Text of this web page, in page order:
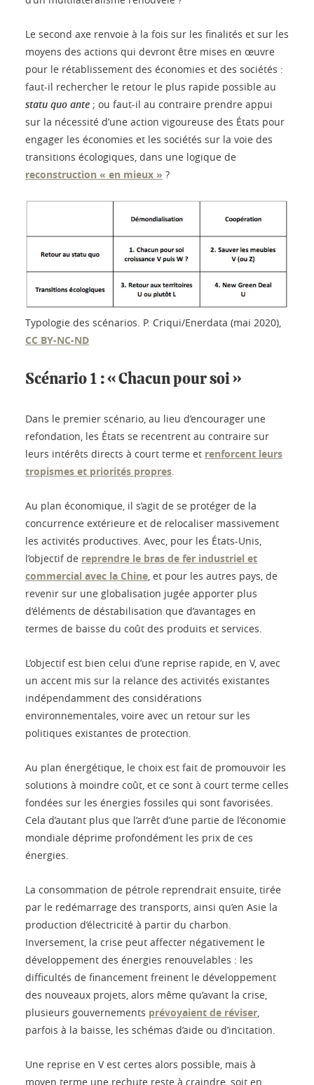
Le second axe renvoie à la fois sur les finalités et sur les
moyens des actions qui devront être mises en œuvre
pour le rétablissement des économies et des sociétés :
faut-il rechercher le retour le plus rapide possible au
statu quo ante ; ou faut-il au contraire prendre appui
sur la nécessité d’une action vigoureuse des États pour
engager les économies et les sociétés sur la voie des
transitions écologiques, dans une logique de
reconstruction « en mieux » ?
Typologie des scénarios. P. Criqui/Enerdata (mai 2020),
CC BY-NC-ND
Scénario 1 : « Chacun pour soi »
Dans le premier scénario, au lieu d’encourager une
refondation, les États se recentrent au contraire sur
leurs intérêts directs à court terme et renforcent leurs
tropismes et priorités propres.
Au plan économique, il s’agit de se protéger de la
concurrence extérieure et de relocaliser massivement
les activités productives. Avec, pour les États-Unis,
l’objectif de reprendre le bras de fer industriel et
commercial avec la Chine, et pour les autres pays, de
revenir sur une globalisation jugée apporter plus
d’éléments de déstabilisation que d’avantages en
termes de baisse du coût des produits et services.
L’objectif est bien celui d’une reprise rapide, en V, avec
un accent mis sur la relance des activités existantes
indépendamment des considérations
environnementales, voire avec un retour sur les
politiques existantes de protection.
Au plan énergétique, le choix est fait de promouvoir les
solutions à moindre coût, et ce sont à court terme celles
fondées sur les énergies fossiles qui sont favorisées.
Cela d’autant plus que l’arrêt d’une partie de l’économie
mondiale déprime profondément les prix de ces
énergies.
La consommation de pétrole reprendrait ensuite, tirée
par le redémarrage des transports, ainsi qu’en Asie la
production d’électricité à partir du charbon.
Inversement, la crise peut affecter négativement le
développement des énergies renouvelables : les
difficultés de financement freinent le développement
des nouveaux projets, alors même qu’avant la crise,
plusieurs gouvernements prévoyaient de réviser,
parfois à la baisse, les schémas d’aide ou d’incitation.
Une reprise en V est certes alors possible, mais à
moyen terme une rechute reste à craindre, soit en